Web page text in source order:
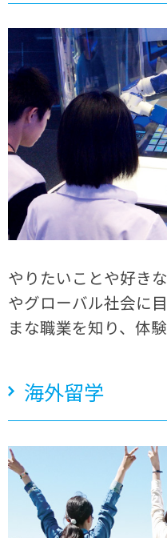
やりたいことや好き
やグローバル社会に
まな職業を知り、体験
海外留学